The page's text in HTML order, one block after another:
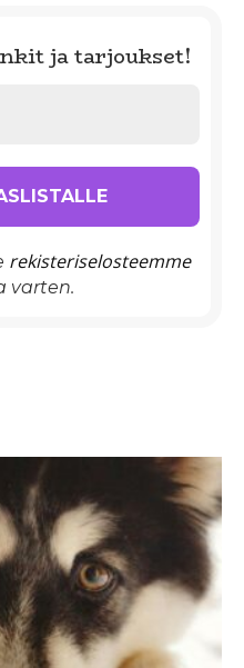
ja tarjoukset!
rekisteriselosteemme
varten.